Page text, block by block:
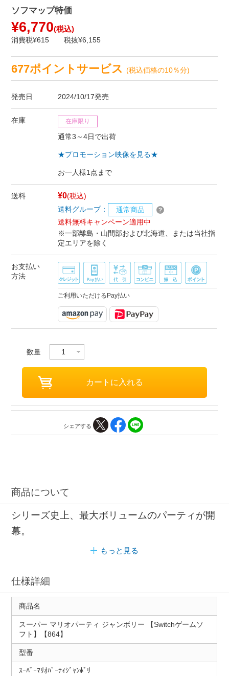
ソフマップ特価
¥6,770(税込)
消費税¥615 税抜¥6,155
677ポイントサービス(税込価格の10％分)
発売日 2024/10/17発売
在庫 在庫限り
通常3～4日で出荷
★プロモーション映像を見る★
お一人様1点まで
送料 ¥0(税込)
送料グループ：
通常商品
送料無料キャンペーン適用中
※一部離島・山間部および北海道、または当社指
定エリアを除く
お支払い
方法
ご利用いただけるPay払い
数量
シェアする
商品について
シリーズ史上、最大ボリュームのパーティが開
幕。
もっと見る
仕様詳細
商品名
スーパー マリオパーティ ジャンボリー 【Switchゲームソ
フト】【864】
型番
ｽｰﾊﾟｰﾏﾘｵﾊﾟｰﾃｨｼﾞｬﾝﾎﾞﾘ